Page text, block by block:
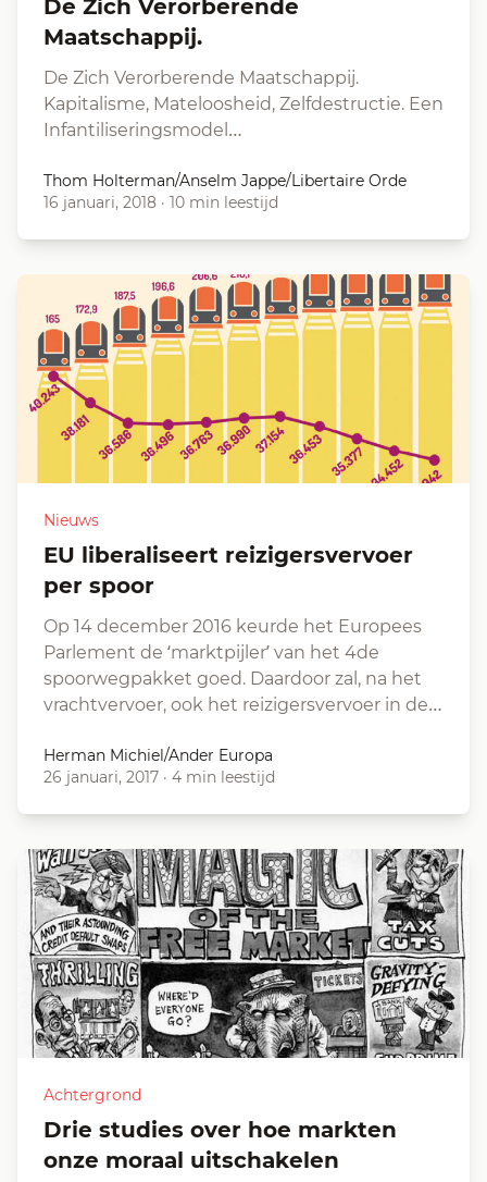
De Zich Verorberende
Maatschappij.
De Zich Verorberende Maatschappij.
Kapitalisme, Mateloosheid, Zelfdestructie. Een
Infantiliseringsmodel…
Thom Holterman/Anselm Jappe/Libertaire Orde
16 januari, 2018 · 10 min leestijd
Nieuws
EU liberaliseert reizigersvervoer
per spoor
Op 14 december 2016 keurde het Europees
Parlement de ‘marktpijler’ van het 4de
spoorwegpakket goed. Daardoor zal, na het
vrachtvervoer, ook het reizigersvervoer in de…
Herman Michiel/Ander Europa
26 januari, 2017 · 4 min leestijd
Achtergrond
Drie studies over hoe markten
onze moraal uitschakelen